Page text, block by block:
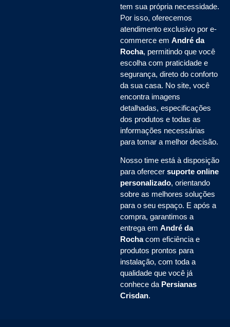
tem sua própria necessidade.
Por isso, oferecemos
atendimento exclusivo por e-
commerce em André da
Rocha, permitindo que você
escolha com praticidade e
segurança, direto do conforto
da sua casa. No site, você
encontra imagens
detalhadas, especificações
dos produtos e todas as
informações necessárias
para tomar a melhor decisão.
Nosso time está à disposição
para oferecer suporte online
personalizado, orientando
sobre as melhores soluções
para o seu espaço. E após a
compra, garantimos a
entrega em André da
Rochacom eficiência e
produtos prontos para
instalação, com toda a
qualidade que você já
conhece da Persianas
Crisdan.